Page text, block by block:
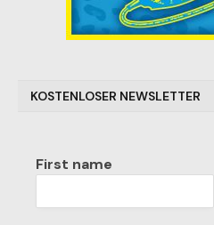
KOSTENLOSER NEWSLETTER
First name